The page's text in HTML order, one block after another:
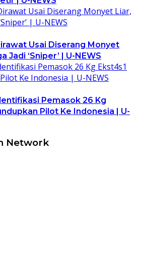
Usai Diserang Monyet
Jadi ‘Sniper’ | U-NEWS
Pemasok 26 Kg
Pilot Ke Indonesia | U-
Network